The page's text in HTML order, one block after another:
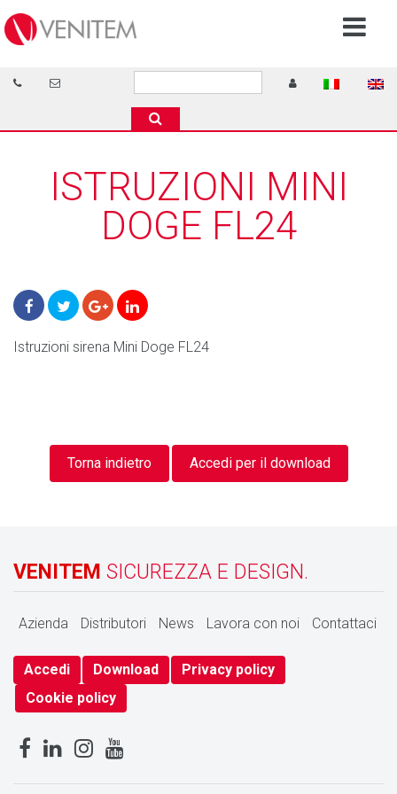
ISTRUZIONI MINI
DOGE FL24
Istruzioni sirena Mini Doge FL24
Torna indietro Accedi per il download
VENITEM SICUREZZA E DESIGN.
Azienda Distributori News Lavora con noi Contattaci
Accedi Download
Privacy policy
Cookie policy